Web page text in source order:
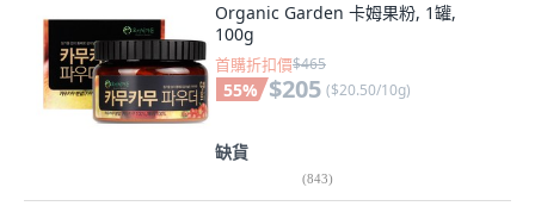
Organic Garden 卡姆果粉, 1罐,
100g
首購折扣價$465
55% $205 ($20.50/10g)
缺貨
(843)